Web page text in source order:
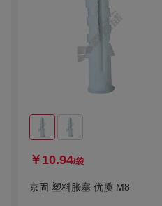
￥10.94/袋
京固 塑料胀塞 优质 M8